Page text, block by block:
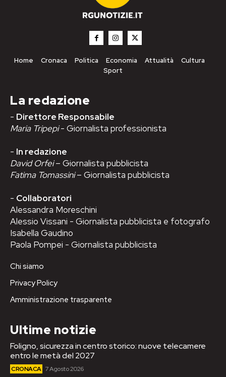
Home Cronaca Politica Economia Attualità
Cultura
Sport
La redazione
- Direttore Responsabile
Maria Tripepi- Giornalista professionista
- In redazione
David Orfei– Giornalista pubblicista
Fatima Tomassini– Giornalista pubblicista
- Collaboratori
Alessandra Moreschini
Alessio Vissani - Giornalista pubblicista e fotografo
Isabella Gaudino
Paola Pompei - Giornalista pubblicista
Chi siamo
Privacy Policy
Amministrazione trasparente
Ultime notizie
Foligno, sicurezza in centro storico: nuove telecamere
entro le metà del 2027
CRONACA 7 Agosto 2026